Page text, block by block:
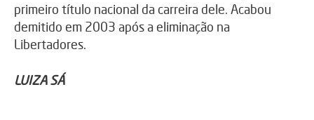
primeiro título nacional da carreira dele. Acabou
demitido em 2003 após a eliminação na
Libertadores.
LUIZA SÁ